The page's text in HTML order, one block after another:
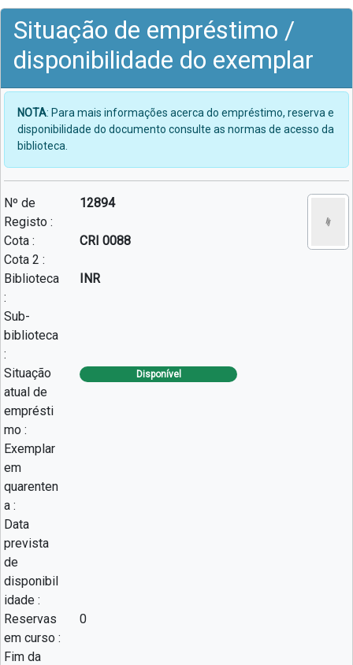
Situação de empréstimo /
disponibilidade do exemplar
NOTA: Para mais informações acerca do empréstimo, reserva e
disponibilidade do documento consulte as normas de acesso da
biblioteca.
Nº de
Registo :
12894
Cota :
CRI 0088
Cota 2 :
Biblioteca
:
INR
Sub-
biblioteca
:
Situação
atual de
emprésti
mo :
Disponível
Exemplar
em
quarenten
a :
Data
prevista
de
disponibil
idade :
Reservas
em curso :
0
Fim da